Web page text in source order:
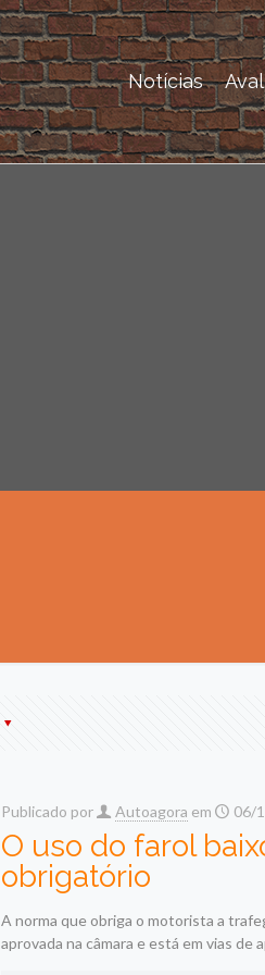
Notícias
Publicado por Autoagora em 06/
O uso do farol
obrigatório
A norma que obriga o motorista a
aprovada na câmara e está em vias de